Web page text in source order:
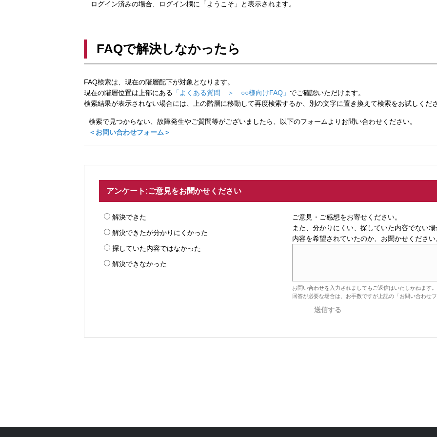
ログイン済みの場合、ログイン欄に「ようこそ」と表示されます。
FAQで解決しなかったら
FAQ検索は、現在の階層配下が対象となります。
現在の階層位置は上部にある 「よくある質問 ＞ ○○様向けFAQ」 でご確認いただけます。
検索結果が表示されない場合には、上の階層に移動して再度検索するか、別の文字に置き換えて検索をお試しくだ
検索で見つからない、故障発生やご質問等がございましたら、以下のフォームよりお問い合わせください。
＜お問い合わせフォーム＞
アンケート:ご意見をお聞かせください
解決できた
解決できたが分かりにくかった
探していた内容ではなかった
解決できなかった
ご意見・ご感想をお寄せください。
また、分かりにくい、探していた内容でない
内容を希望されていたのか、お聞かせください
お問い合わせを入力されましてもご返信はいたしかねます。
回答が必要な場合は、お手数ですが上記の「お問い合わせ